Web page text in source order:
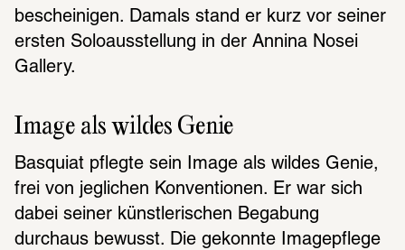
bescheinigen. Damals stand er kurz vor seiner
ersten Soloausstellung in der Annina Nosei
Gallery.
Image als wildes Genie
Basquiat pflegte sein Image als wildes Genie,
frei von jeglichen Konventionen. Er war sich
dabei seiner künstlerischen Begabung
durchaus bewusst. Die gekonnte Imagepflege